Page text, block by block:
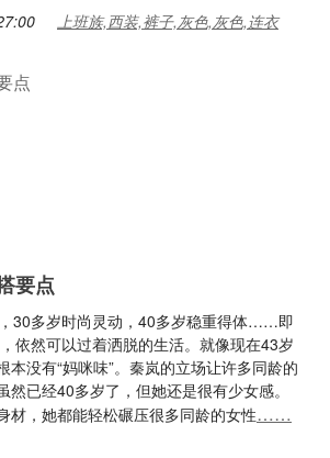
上班族,西装,裤子,灰色,灰色,连衣
要点
30多岁时尚灵动，40多岁稳重得体……即
依然可以过着洒脱的生活。就像现在43岁
本没有“妈咪味”。秦岚的立场让许多同龄的
然已经40多岁了，但她还是很有少女感。
材，她都能轻松碾压很多同龄的女性……